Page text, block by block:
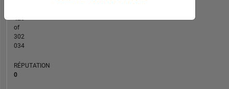
420
of
302
034
RÉPUTATION
0